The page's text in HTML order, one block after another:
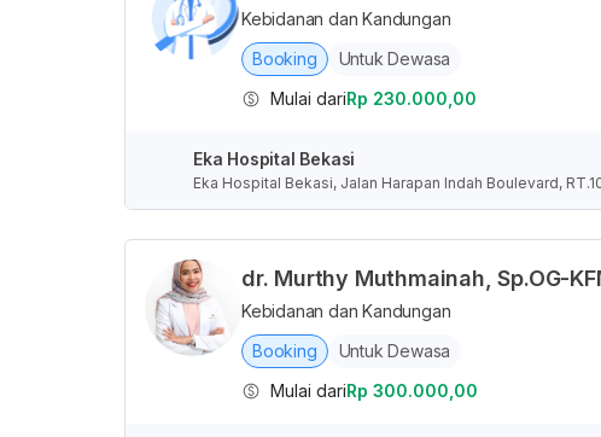
Kebidanan dan Kandungan
Booking
Untuk Dewasa
Mulai dariRp 230.000,00
Eka Hospital Bekasi
Eka Hospital Bekasi, Jalan Harapan Indah Boulevard,
rat, Indonesia
dr. Murthy Muthmainah, Sp.OG-
Kebidanan dan Kandungan
Booking
Untuk Dewasa
Mulai dariRp 300.000,00